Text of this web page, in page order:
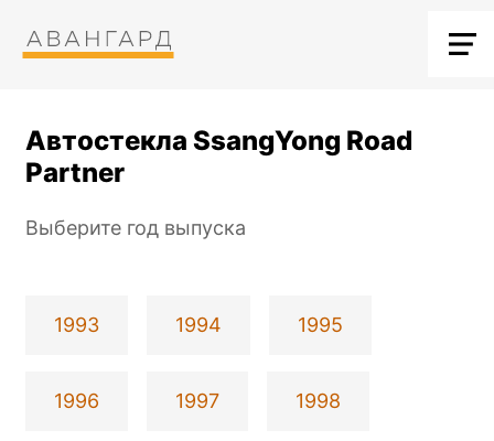
Автостекла SsangYong Road
Partner
Выберите год выпуска
1993 1994 1995
1996 1997 1998